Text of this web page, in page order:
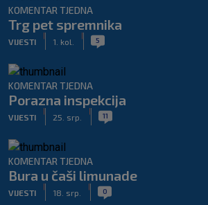
KOMENTAR TJEDNA
Trg pet spremnika
VIJESTI 1. kol. 5
KOMENTAR TJEDNA
Porazna inspekcija
VIJESTI 25. srp. 11
KOMENTAR TJEDNA
Bura u čaši limunade
VIJESTI 18. srp. 0